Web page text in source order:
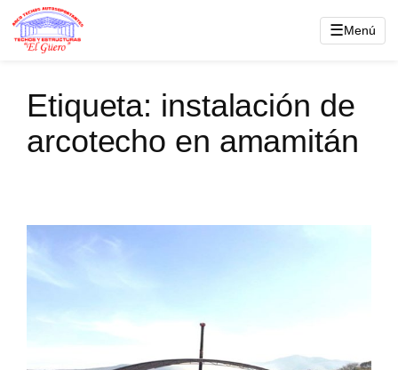
Saltar
☰Menú
Etiqueta: instalación de
arcotecho en amamitán